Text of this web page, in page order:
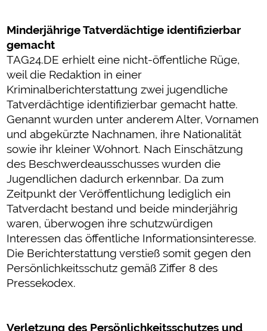
Minderjährige Tatverdächtige identifizierbar
gemacht
TAG24.DE erhielt eine nicht-öffentliche Rüge,
weil die Redaktion in einer
Kriminalberichterstattung zwei jugendliche
Tatverdächtige identifizierbar gemacht hatte.
Genannt wurden unter anderem Alter, Vornamen
und abgekürzte Nachnamen, ihre Nationalität
sowie ihr kleiner Wohnort. Nach Einschätzung
des Beschwerdeausschusses wurden die
Jugendlichen dadurch erkennbar. Da zum
Zeitpunkt der Veröffentlichung lediglich ein
Tatverdacht bestand und beide minderjährig
waren, überwogen ihre schutzwürdigen
Interessen das öffentliche Informationsinteresse.
Die Berichterstattung verstieß somit gegen den
Persönlichkeitsschutz gemäß Ziffer 8 des
Pressekodex.
Verletzung des Persönlichkeitsschutzes und